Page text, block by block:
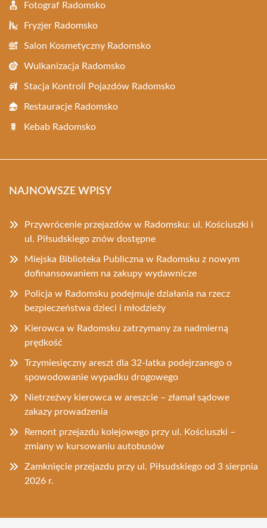
Fotograf Radomsko
Fryzjer Radomsko
Salon Kosmetyczny Radomsko
Wulkanizacja Radomsko
Stacja Kontroli Pojazdów Radomsko
Restauracje Radomsko
Kebab Radomsko
NAJNOWSZE WPISY
Przywrócenie przejazdów w Radomsku: ul. Kościuszki i
ul. Piłsudskiego znów dostępne
Miejska Biblioteka Publiczna w Radomsku z nowym
dofinansowaniem na zakupy wydawnicze
Policja w Radomsku podejmuje działania na rzecz
bezpieczeństwa dzieci i młodzieży
Kierowca w Radomsku zatrzymany za nadmierną
prędkość
Trzymiesięczny areszt dla 32-latka podejrzanego o
spowodowanie wypadku drogowego
Nietrzeźwy kierowca w areszcie – złamał sądowe
zakazy prowadzenia
Remont przejazdu kolejowego przy ul. Kościuszki –
zmiany w kursowaniu autobusów
Zamknięcie przejazdu przy ul. Piłsudskiego od 3 sierpnia
2026 r.